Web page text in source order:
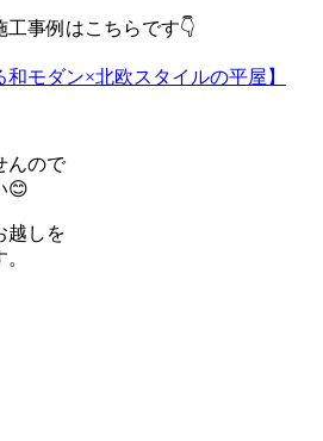
事例はこちらです👇
和モダン×北欧スタイルの平屋】
んので
😊
越しを